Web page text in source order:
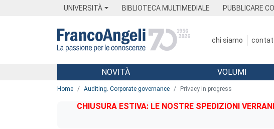
UNIVERSITÀ BIBLIOTECA MULTIMEDIALE PUBBLICARE
chi siamo
Menu
NOVITÀ VOLUMI
Home Auditing. Corporate governance Privacy in progress
CHIUSURA ESTIVA: LE NOSTRE SPEDIZIONI